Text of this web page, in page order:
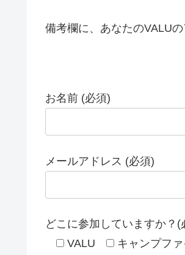
備考欄に、あなたのVALU
お名前 (必須)
メールアドレス (必須)
どこに参加していますか？(
VALU
キャンプフ